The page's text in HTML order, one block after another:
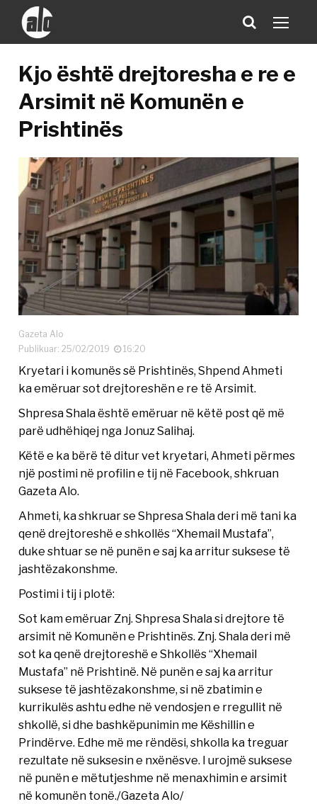
Kjo është drejtoresha e re e
Arsimit në Komunën e
Prishtinës
Gazeta Alo
Publikuar: 25/02/2019
16:20
Kryetari i komunës së Prishtinës, Shpend Ahmeti
ka emëruar sot drejtoreshën e re të Arsimit.
Shpresa Shala është emëruar në këtë post që më
parë udhëhiqej nga Jonuz Salihaj.
Këtë e ka bërë të ditur vet kryetari, Ahmeti përmes
një postimi në profilin e tij në Facebook, shkruan
Gazeta Alo.
Ahmeti, ka shkruar se Shpresa Shala deri më tani ka
qenë drejtoreshë e shkollës “Xhemail Mustafa”,
duke shtuar se në punën e saj ka arritur suksese të
jashtëzakonshme.
Postimi i tij i plotë:
Sot kam emëruar Znj. Shpresa Shala si drejtore të
arsimit në Komunën e Prishtinës. Znj. Shala deri më
sot ka qenë drejtoreshë e Shkollës “Xhemail
Mustafa” në Prishtinë. Në punën e saj ka arritur
suksese të jashtëzakonshme, si në zbatimin e
kurrikulës ashtu edhe në vendosjen e rregullit në
shkollë, si dhe bashkëpunimin me Këshillin e
Prindërve. Edhe më me rëndësi, shkolla ka treguar
rezultate në suksesin e nxënësve. I urojmë suksese
në punën e mëtutjeshme në menaxhimin e arsimit
në komunën tonë./Gazeta Alo/